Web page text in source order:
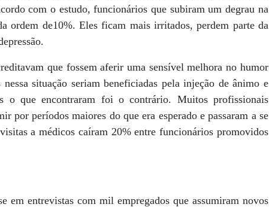
com o estudo, funcionários que subiram um degrau na
ordem de10%. Eles ficam mais irritados, perdem parte da
que fossem aferir uma sensível melhora no humor
situação seriam beneficiadas pela injeção de ânimo e
o que encontraram foi o contrário. Muitos profissionais
por períodos maiores do que era esperado e passaram a se
a médicos caíram 20% entre funcionários promovidos
em entrevistas com mil empregados que assumiram novos